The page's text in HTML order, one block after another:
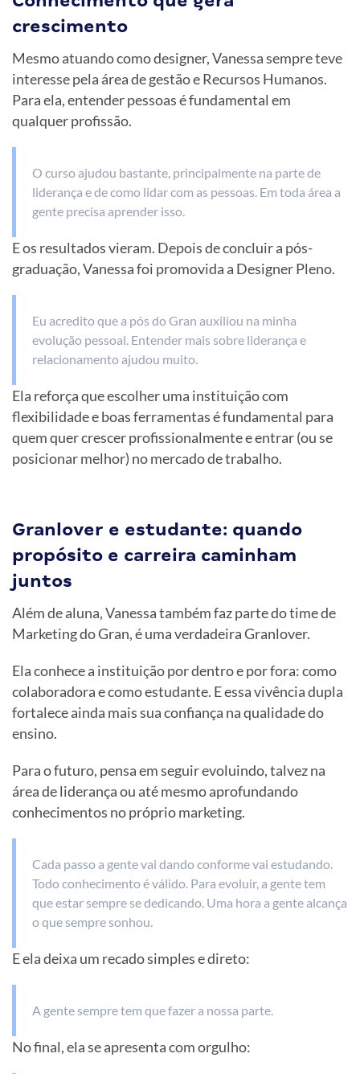
crescimento
Mesmo atuando como designer, Vanessa sempre teve
interesse pela área de gestão e Recursos Humanos.
Para ela, entender pessoas é fundamental em
qualquer profissão.
O curso ajudou bastante, principalmente na parte de
liderança e de como lidar com as pessoas. Em toda área a
gente precisa aprender isso.
E os resultados vieram. Depois de concluir a pós-
graduação, Vanessa foi promovida a Designer Pleno.
Eu acredito que a pós do Gran auxiliou na minha
evolução pessoal. Entender mais sobre liderança e
relacionamento ajudou muito.
Ela reforça que escolher uma instituição com
flexibilidade e boas ferramentas é fundamental para
quem quer crescer profissionalmente e entrar (ou se
posicionar melhor) no mercado de trabalho.
Granlover e estudante: quando
propósito e carreira caminham
juntos
Além de aluna, Vanessa também faz parte do time de
Marketing do Gran, é uma verdadeira Granlover.
Ela conhece a instituição por dentro e por fora: como
colaboradora e como estudante. E essa vivência dupla
fortalece ainda mais sua confiança na qualidade do
ensino.
Para o futuro, pensa em seguir evoluindo, talvez na
área de liderança ou até mesmo aprofundando
conhecimentos no próprio marketing.
Cada passo a gente vai dando conforme vai estudando.
Todo conhecimento é válido. Para evoluir, a gente tem
que estar sempre se dedicando. Uma hora a gente alcança
o que sempre sonhou.
E ela deixa um recado simples e direto:
A gente sempre tem que fazer a nossa parte.
No final, ela se apresenta com orgulho: